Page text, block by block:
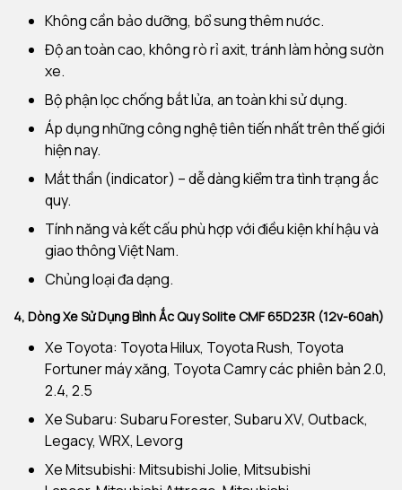
Không cần bảo dưỡng, bổ sung thêm nước.
Độ an toàn cao, không rò rỉ axit, tránh làm hỏng sườn
xe.
Bộ phận lọc chống bắt lửa, an toàn khi sử dụng.
Áp dụng những công nghệ tiên tiến nhất trên thế giới
hiện nay.
Mắt thần (indicator) – dễ dàng kiểm tra tình trạng ắc
quy.
Tính năng và kết cấu phù hợp với điều kiện khí hậu và
giao thông Việt Nam.
Chủng loại đa dạng.
4, Dòng Xe Sử Dụng Bình Ắc Quy Solite CMF 65D23R (12v-60ah)
Xe Toyota: Toyota Hilux, Toyota Rush, Toyota
Fortuner máy xăng, Toyota Camry các phiên bản 2.0,
2.4, 2.5
Xe Subaru: Subaru Forester, Subaru XV, Outback,
Legacy, WRX, Levorg
Xe Mitsubishi: Mitsubishi Jolie, Mitsubishi